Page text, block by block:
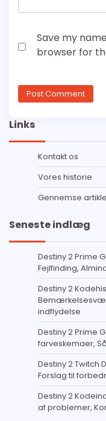
Save my
browser for
Links
Kontakt os
Vores historie
Gennemse
Seneste indlæg
Destiny 2 Prime
Fejlfinding,
Destiny 2
indflydelse
Destiny 2 Prime
farveskemaer,
Destiny 2 Twitch
Forslag til
Destiny 2
af problemer,